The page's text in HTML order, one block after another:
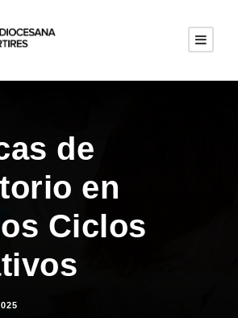
de
en
Ciclos